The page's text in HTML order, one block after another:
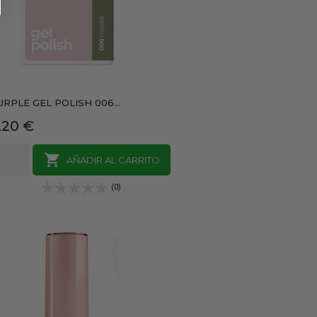
GEL POLISH 006...
€

AÑADIR AL CARRITO
(0)